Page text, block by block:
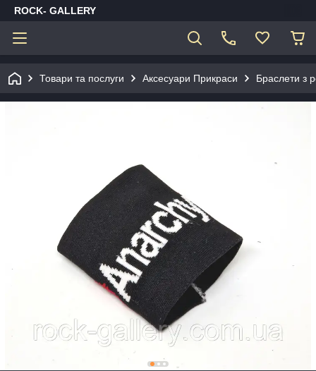
ROCK- GALLERY
Товари та послуги Аксесуари Прикраси Браслети з